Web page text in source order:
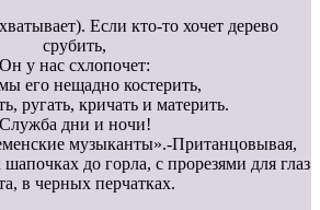
Если кто-то хочет дерево
срубить,
Он у нас схлопочет:
его нещадно костерить,
ругать, кричать и материть.
Служба дни и ночи!
музыканты».-Пританцовывая,
до горла, с прорезями для глаз
в черных перчатках.